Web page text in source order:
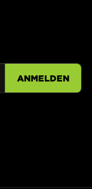
ANMELDEN